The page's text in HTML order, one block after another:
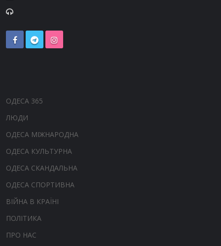
ОДЕСА 365
ЛЮДИ
ОДЕСА МІЖНАРОДНА
ОДЕСА КУЛЬТУРНА
ОДЕСА СКАНДАЛЬНА
ОДЕСА СПОРТИВНА
ВІЙНА В КРАЇНІ
ПОЛІТИКА
ПРО НАС